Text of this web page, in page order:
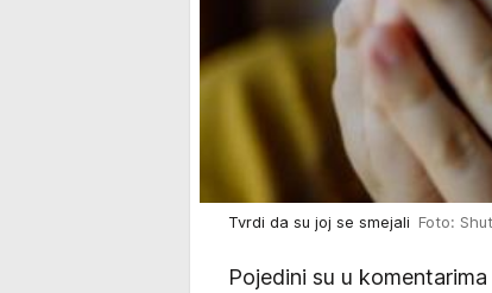
Tvrdi da su joj se smejali Foto:
Pojedini su u